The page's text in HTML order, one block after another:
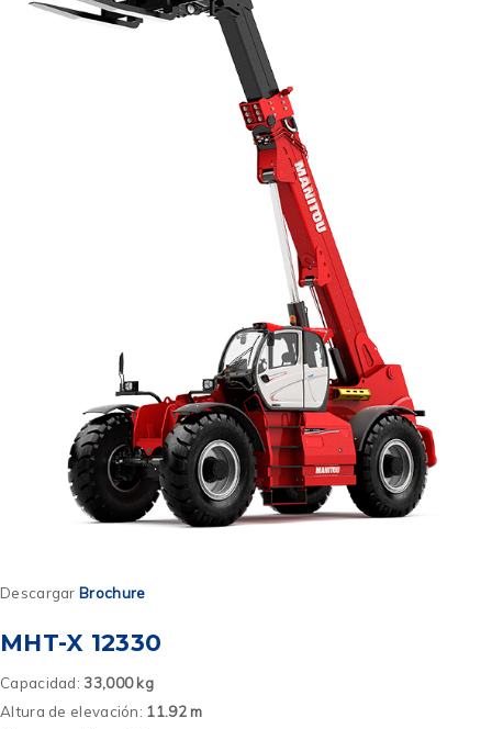
Descargar Brochure
MHT-X 12330
Capacidad: 33,000 kg
Altura de elevación: 11.92 m